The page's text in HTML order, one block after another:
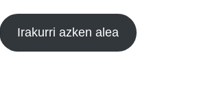
Irakurri azken alea